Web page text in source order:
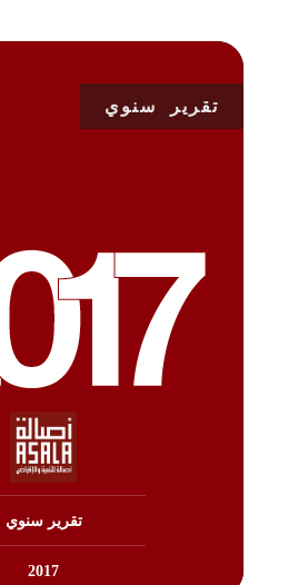
تقرير سنوي
تقرير سنوي
2017
تنزيل